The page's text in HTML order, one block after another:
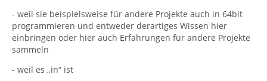
- weil sie beispielsweise für andere Projekte auch in 64bit
programmieren und entweder derartiges Wissen hier
einbringen oder hier auch Erfahrungen für andere Projekte
sammeln
- weil es „in“ ist